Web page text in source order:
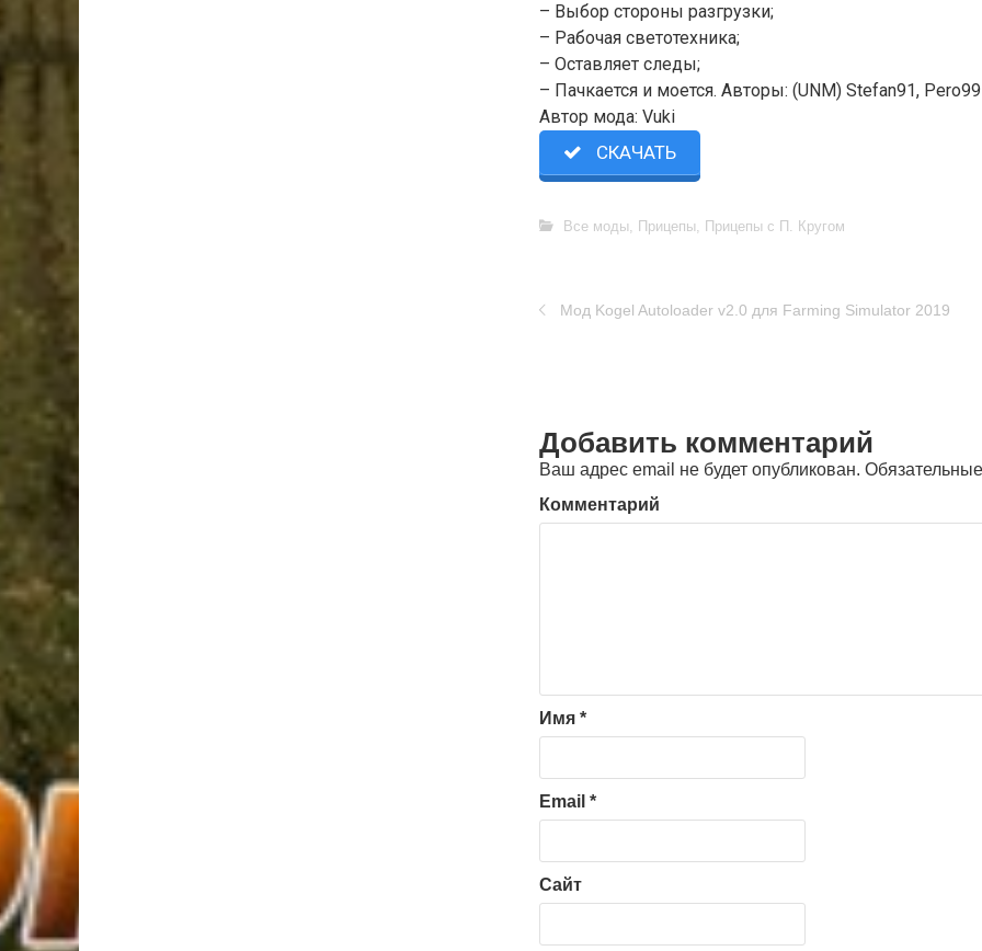
– Выбор стороны разгрузки;
– Рабочая светотехника;
– Оставляет следы;
– Пачкается и моется. Авторы: (UNM) Stefan91,
Автор мода: Vuki
СКАЧАТЬ
Все моды, Прицепы, Прицепы с П. Кругом
Moд Kogel Autoloader v2.0 для Farming Simulator 2019
Добавить комментарий
Ваш адрес email не будет опубликован.
Комментарий
Имя *
Email *
Сайт